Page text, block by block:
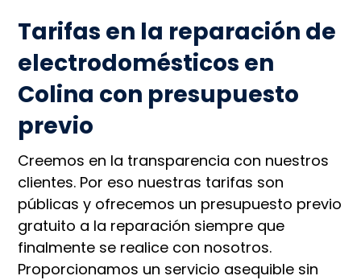
Tarifas en la reparación de
electrodomésticos en
Colina con presupuesto
previo
Creemos en la transparencia con nuestros
clientes. Por eso nuestras tarifas son
públicas y ofrecemos un presupuesto previo
gratuito a la reparación siempre que
finalmente se realice con nosotros.
Proporcionamos un servicio asequible sin